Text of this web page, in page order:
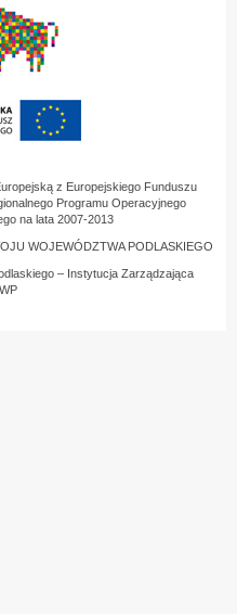
z Europejskiego Funduszu
Programu Operacyjnego
na lata 2007-2013
WOJEWÓDZTWA PODLASKIEGO
– Instytucja Zarządzająca